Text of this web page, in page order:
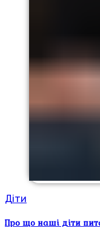
Діти
Про що наші діти